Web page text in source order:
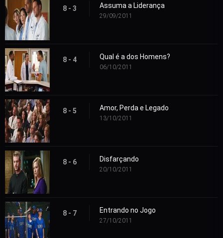
8 - 3 Assuma a Liderança
29/09/2011
8 - 4 Qual é a dos Homens?
06/10/2011
8 - 5 Amor, Perda e Legado
13/10/2011
8 - 6 Disfarçando
20/10/2011
8 - 7 Entrando no Jogo
27/10/2011